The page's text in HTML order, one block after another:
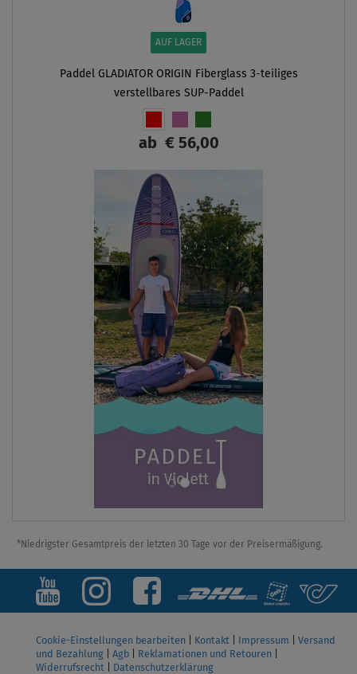
AUF LAGER
Paddel GLADIATOR ORIGIN Fiberglass 3-teiliges
verstellbares SUP-Paddel
ab € 56,00
ANZEIGEN
*Niedrigster Gesamtpreis der letzten 30 Tage vor der Preisermäßigung.
Cookie-Einstellungen bearbeiten Kontakt Impressum
Versand
und Bezahlung
Agb Reklamationen und Retouren
Widerrufsrecht
Datenschutzerklärung